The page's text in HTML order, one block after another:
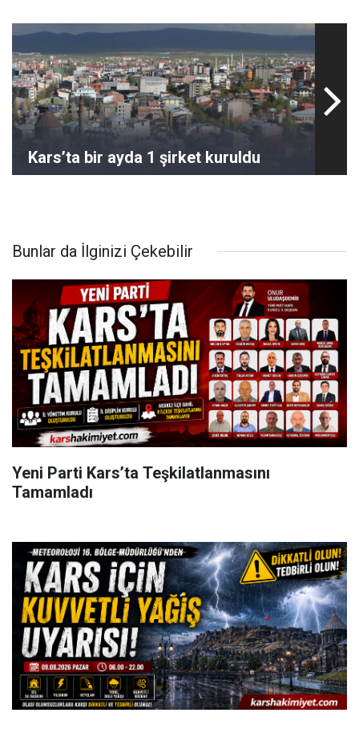
Kars’ta bir ayda 1 şirket kuruldu
Bunlar da İlginizi Çekebilir
Yeni Parti Kars’ta Teşkilatlanmasını
Tamamladı